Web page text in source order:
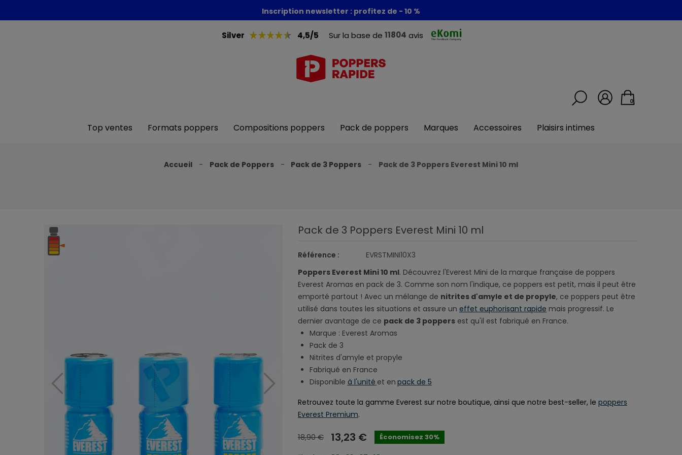
Foire aux poppers : - 30% + 1 poppers offert
Inscription newsletter : profitez de - 10 %
Silver 4,5/5 Sur la base de11804 avis
0
Top ventes Formats poppers Compositions poppers Pack de poppers Marques Accessoires Plaisirs intimes
Accueil Pack de Poppers Pack de 3 Poppers Pack de 3 Poppers Everest Mini 10 ml
Pack de 3 Poppers Everest Mini 10 ml
Référence :
EVRSTMINI10X3
Poppers Everest Mini 10 ml. Découvrez l'Everest Mini de la marque française de poppers
Everest Aromas en pack de 3. Comme son nom l'indique, ce poppers est petit, mais il peut être
emporté partout ! Avec un mélange de nitrites d'amyle et de propyle, ce poppers peut être
utilisé dans toutes les situations et assure un effet euphorisant rapide mais progressif. Le
dernier avantage de ce pack de 3 poppers est qu'il est fabriqué en France.
Marque : Everest Aromas
Pack de 3
Nitrites d'amyle et propyle
Fabriqué en France
Disponible à l'unité et en pack de 5
Retrouvez toute la gamme Everest sur notre boutique, ainsi que notre best-seller, le poppers
Everest Premium.
18,90 € 13,23 € Économisez 30%